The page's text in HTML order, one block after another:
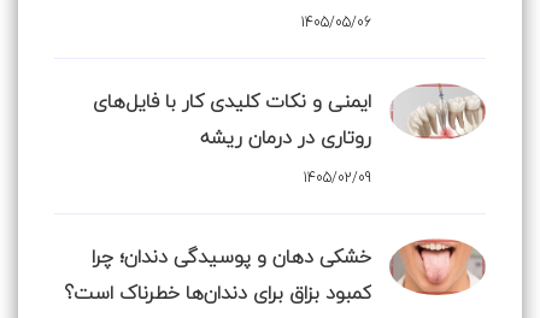
1405/05/06
ایمنی و نکات کلیدی کار با فایل‌های
روتاری در درمان ریشه
1405/02/09
خشکی دهان و پوسیدگی دندان؛ چرا
کمبود بزاق برای دندان‌ها خطرناک است؟